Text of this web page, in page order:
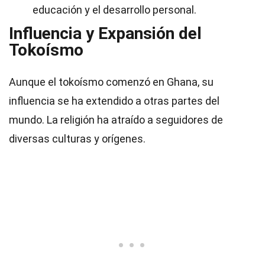
educación y el desarrollo personal.
Influencia y Expansión del
Tokoísmo
Aunque el tokoísmo comenzó en Ghana, su
influencia se ha extendido a otras partes del
mundo. La religión ha atraído a seguidores de
diversas culturas y orígenes.